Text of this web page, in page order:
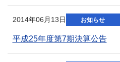
2014年06月13日 お知らせ
平成25年度第7期決算公告